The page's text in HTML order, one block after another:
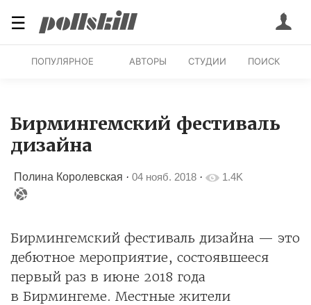
☰
ПОПУЛЯРНОЕ АВТОРЫ СТУДИИ ПОИСК
Бирмингемский фестиваль
дизайна
Полина Королевская · 04 нояб. 2018 · 1.4K
Бирмингемский фестиваль дизайна — это
дебютное мероприятие, состоявшееся
первый раз в июне 2018 года
в Бирмингеме. Местные жители